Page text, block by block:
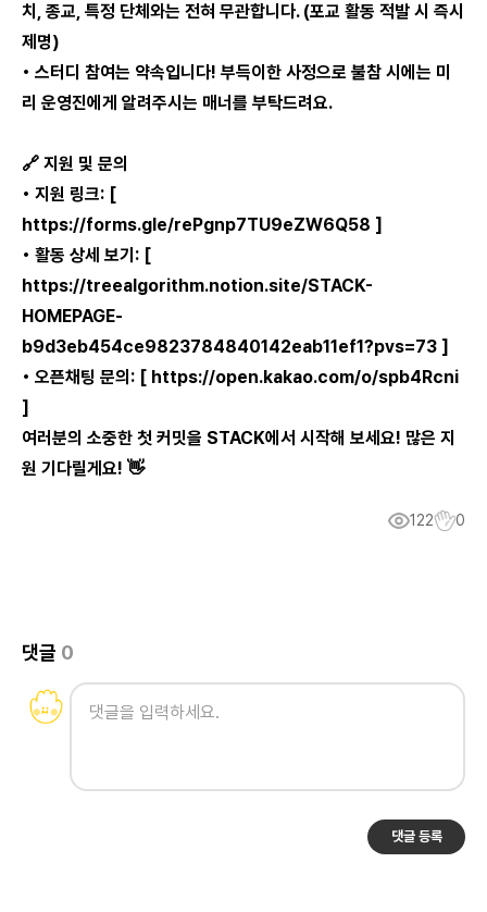
치, 종교, 특정 단체와는 전혀 무관합니다. (포교 활동 적발 시 즉시
제명)
• 스터디 참여는 약속입니다! 부득이한 사정으로 불참 시에는 미
리 운영진에게 알려주시는 매너를 부탁드려요.
🔗 지원 및 문의
• 지원 링크: [
https://forms.gle/rePgnp7TU9eZW6Q58 ]
• 활동 상세 보기: [
https://treealgorithm.notion.site/STACK-
HOMEPAGE-
b9d3eb454ce9823784840142eab11ef1?pvs=73 ]
• 오픈채팅 문의: [ https://open.kakao.com/o/spb4Rcni
]
여러분의 소중한 첫 커밋을 STACK에서 시작해 보세요! 많은 지
원 기다릴게요! 👋
122 0
댓글 0
댓글 등록